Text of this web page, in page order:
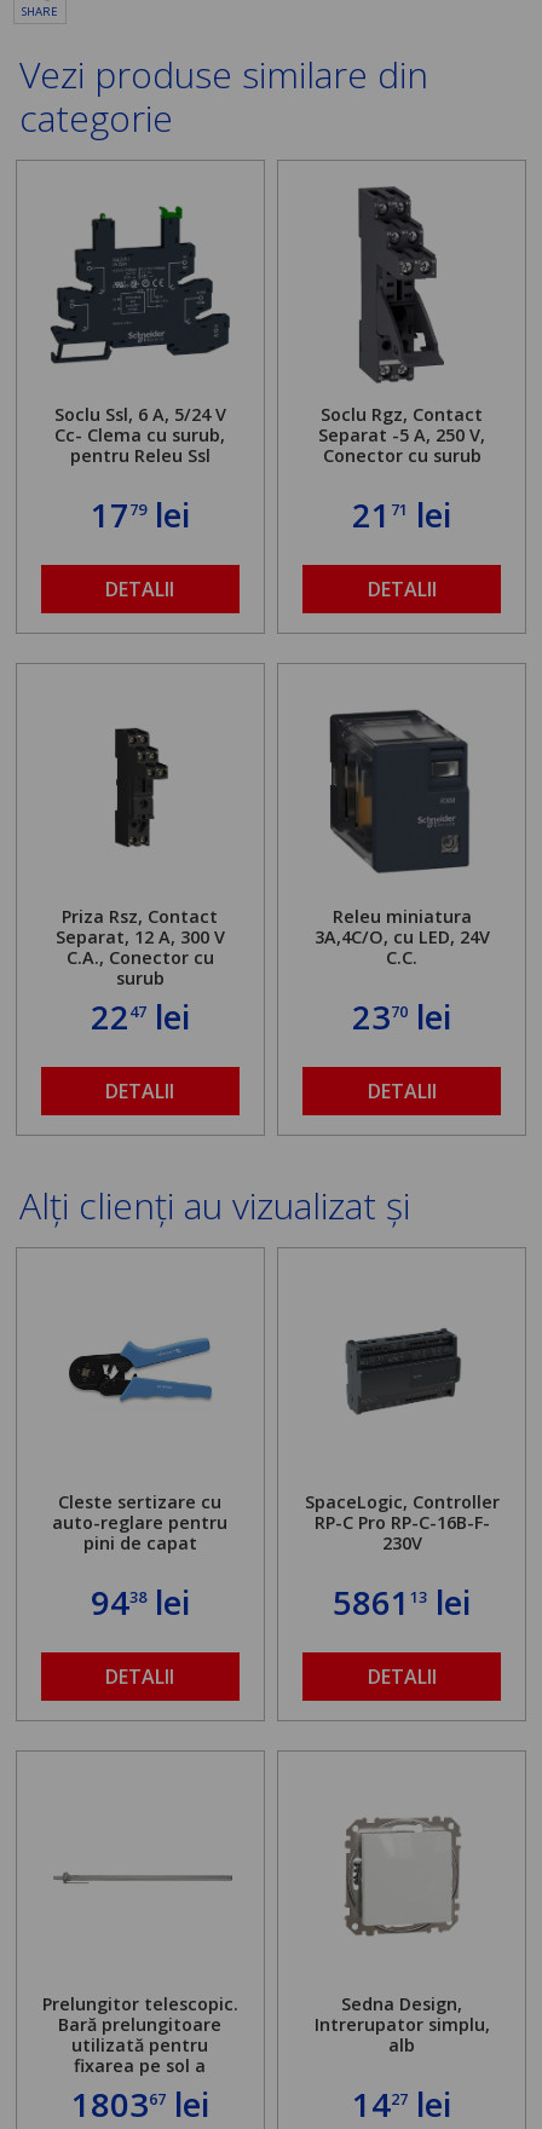
SHARE
Vezi produse similare din
categorie
Soclu Ssl, 6 A, 5/24 V
Cc- Clema cu surub,
pentru Releu Ssl
1779lei
DETALII
Soclu Rgz, Contact
Separat -5 A, 250 V,
Conector cu surub
21 71 lei
DETALII
Priza Rsz, Contact
Separat, 12 A, 300 V
C.A., Conector cu
surub
2247lei
DETALII
Releu miniatura
3A,4C/O, cu LED, 24V
C.C.
2370 lei
DETALII
Alți clienți au vizualizat și
Cleste sertizare cu
auto-reglare pentru
pini de capat
9438lei
DETALII
SpaceLogic, Controller
RP-C Pro RP-C-16B-F-
230V
586113 lei
DETALII
Prelungitor telescopic.
Bară prelungitoare
utilizată pentru
fixarea pe sol a
standului mașinii de
găurit în locul
180367lei
Sedna Design,
Intrerupator simplu,
alb
1427 lei